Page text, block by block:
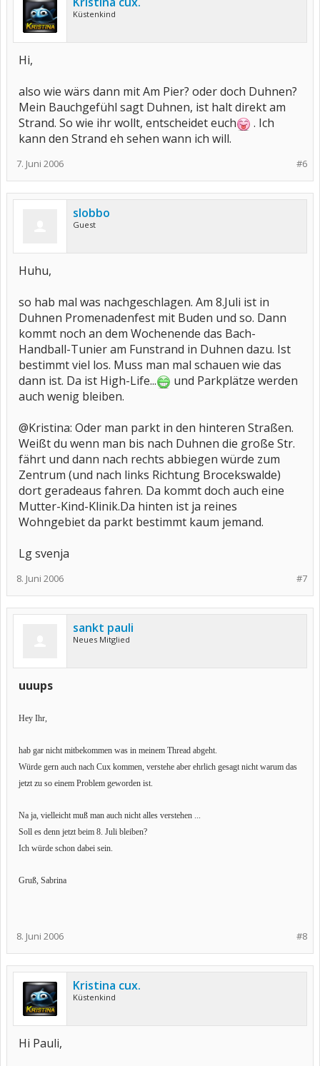
Küstenkind
Hi,
also wie wärs dann mit Am Pier? oder doch Duhnen?
Mein Bauchgefühl sagt Duhnen, ist halt direkt am
Strand. So wie ihr wollt, entscheidet euch
. Ich
kann den Strand eh sehen wann ich will.
#6
7. Juni 2006
slobbo
Guest
Huhu,
so hab mal was nachgeschlagen. Am 8.Juli ist in
Duhnen Promenadenfest mit Buden und so. Dann
kommt noch an dem Wochenende das Bach-
Handball-Tunier am Funstrand in Duhnen dazu. Ist
bestimmt viel los. Muss man mal schauen wie das
dann ist. Da ist High-Life...
und Parkplätze werden
auch wenig bleiben.
@Kristina: Oder man parkt in den hinteren Straßen.
Weißt du wenn man bis nach Duhnen die große Str.
fährt und dann nach rechts abbiegen würde zum
Zentrum (und nach links Richtung Brocekswalde)
dort geradeaus fahren. Da kommt doch auch eine
Mutter-Kind-Klinik.Da hinten ist ja reines
Wohngebiet da parkt bestimmt kaum jemand.
Lg svenja
#7
8. Juni 2006
sankt pauli
Neues Mitglied
uuups
Hey Ihr,
hab gar nicht mitbekommen was in meinem Thread abgeht.
Würde gern auch nach Cux kommen, verstehe aber ehrlich gesagt nicht warum das
jetzt zu so einem Problem geworden ist.
Na ja, vielleicht muß man auch nicht alles verstehen ...
Soll es denn jetzt beim 8. Juli bleiben?
Ich würde schon dabei sein.
Gruß, Sabrina
#8
8. Juni 2006
Kristina cux.
Küstenkind
Hi Pauli,